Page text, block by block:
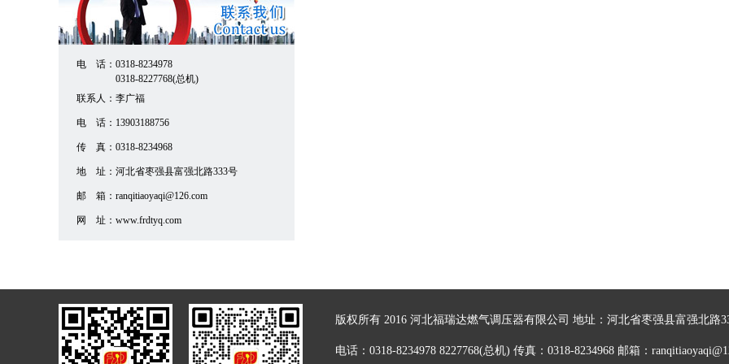
电 话： 0318-8234978
0318-8227768(总机)
联系人： 李广福
电 话： 13903188756
传 真： 0318-8234968
地 址： 河北省枣强县富强北路333号
邮 箱： ranqitiaoyaqi@126.com
网 址： www.frdtyq.com
版权所有 2016 河北福瑞达燃气调压器有限公司 地址：河北省枣强县富强北路
电话：0318-8234978 8227768(总机) 传真：0318-8234968 邮箱：